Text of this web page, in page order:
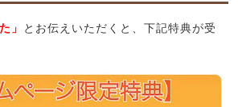
」
とお伝えいただくと、下記特典が受